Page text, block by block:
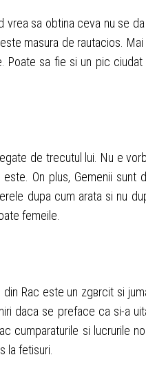
sa obtina ceva nu se
masura de rautacios. Mai
sa fie si un pic
de trecutul lui. Nu e
Оn plus, Gemenii sunt
dupa cum arata si nu
femeile.
Rac este un zgвrcit si
daca se preface ca si-a
cumparaturile si lucrurile
la fetisuri.